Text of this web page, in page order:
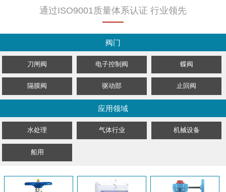
通过ISO9001质量体系认证 行业领先
阀门
刀闸阀 电子控制阀 蝶阀
隔膜阀 驱动部 止回阀
应用领域
水处理 气体行业 机械设备
船用